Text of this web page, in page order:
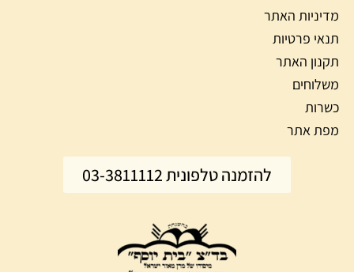
מדיניות האתר
תנאי פרטיות
תקנון האתר
משלוחים
כשרות
מפת אתר
להזמנה טלפונית 03-3811112